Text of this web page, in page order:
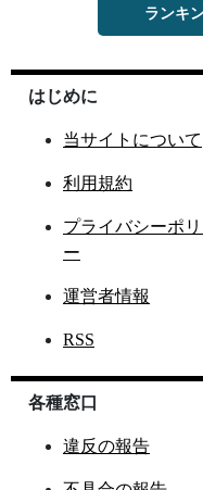
ランキ
はじめに
当サイトについて
利用規約
プライバシーポ
ー
運営者情報
RSS
各種窓口
違反の報告